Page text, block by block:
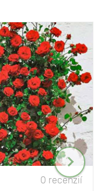
0 recenzií